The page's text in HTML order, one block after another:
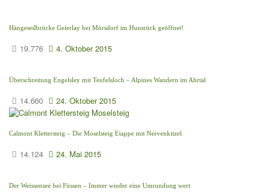
Hängeseilbrücke Geierlay bei Mörsdorf im Hunsrück geöffnet!
19.776 4. Oktober 2015
Überschreitung Engelsley mit Teufelsloch – Alpines Wandern im Ahrtal
14.660 24. Oktober 2015
Calmont Klettersteig – Die Moselsteig Etappe mit Nervenkitzel
14.124 24. Mai 2015
Der Weissensee bei Füssen – Immer wieder eine Umrundung wert